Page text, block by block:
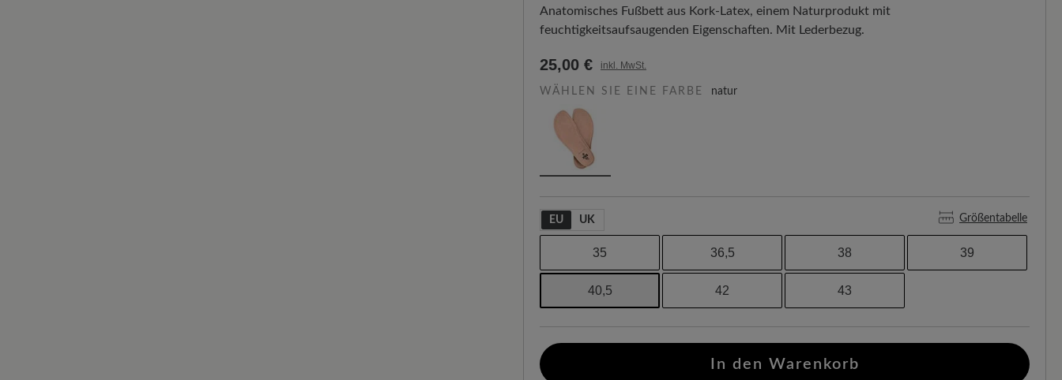
Anatomisches Fußbett aus Kork-Latex, einem Naturprodukt mit
feuchtigkeitsaufsaugenden Eigenschaften. Mit Lederbezug.
25,00 € inkl. MwSt.
WÄHLEN SIE EINE FARBE natur
EU UK Größentabelle
35 36,5 38 39
40,5 42 43
In den Warenkorb